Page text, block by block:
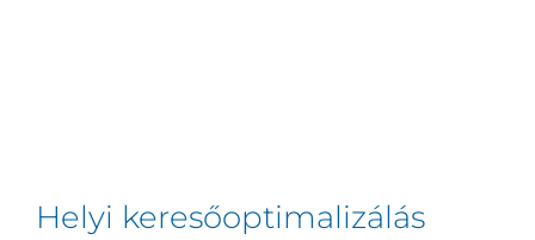
Helyi keresőoptimalizálás